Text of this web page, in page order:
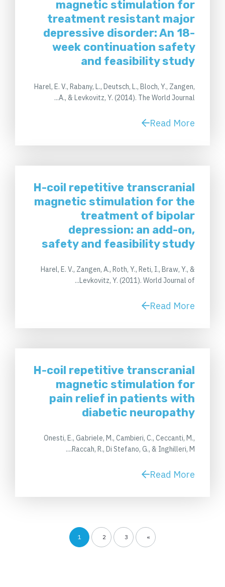
magnetic stimulation for
treatment resistant major
depressive disorder: An 18-
week continuation safety
and feasibility study
Harel, E. V., Rabany, L., Deutsch, L., Bloch, Y., Zangen,
A., & Levkovitz, Y. (2014). The World Journal...
Read More
H-coil repetitive transcranial
magnetic stimulation for the
treatment of bipolar
depression: an add-on,
safety and feasibility study
Harel, E. V., Zangen, A., Roth, Y., Reti, I., Braw, Y., &
Levkovitz, Y. (2011). World Journal of...
Read More
H-coil repetitive transcranial
magnetic stimulation for
pain relief in patients with
diabetic neuropathy
Onesti, E., Gabriele, M., Cambieri, C., Ceccanti, M.,
Raccah, R., Di Stefano, G., & Inghilleri, M....
Read More
1 2 3 »